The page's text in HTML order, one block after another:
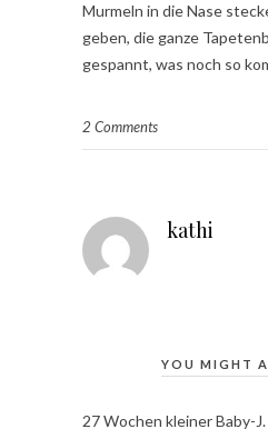
Murmeln in die Nase
geben, die ganze
gespannt, was noch so
2 Comments
kathi
YOU MIGHT
27 Wochen kleiner Baby-